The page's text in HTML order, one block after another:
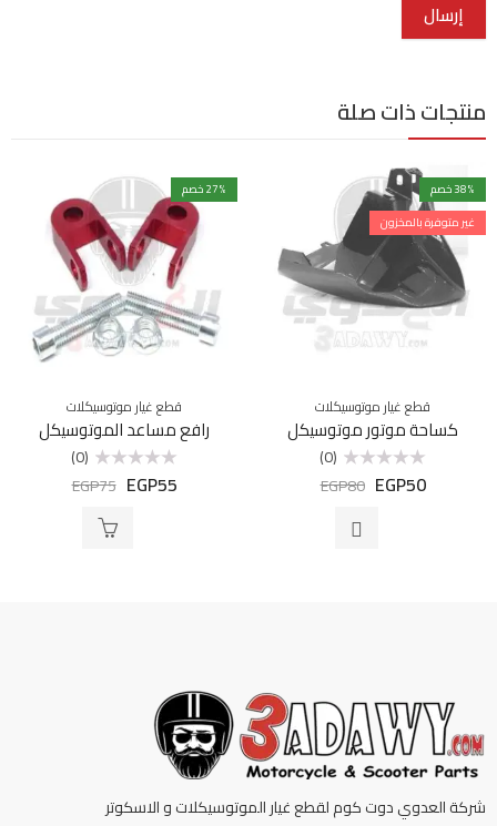
منتجات ذات صلة
38% خصم
غير متوفرة بالمخزون
قطع غيار موتوسيكلات
كساحة موتور موتوسيكل
التقييم
(0)
EGP50
EGP80
27% خصم
قطع غيار موتوسيكلات
رافع مساعد الموتوسيكل
التقييم
(0)
EGP55
EGP75
شركة العدوي دوت كوم لقطع غيار الموتوسيكلات و الاسكوتر